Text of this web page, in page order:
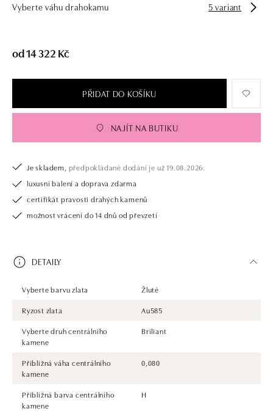
Vyberte váhu drahokamu 5 variant
od 14 322 Kč
PŘIDAT DO KOŠÍKU
NAJÍT NA BUTIKU
Je skladem, předpokládané dodání je už 19.08.2026.
luxusní balení a doprava zdarma
certifikát pravosti drahých kamenů
možnost vrácení do 14 dnů od převzetí
DETAILY
Vyberte barvu zlata
Žluté
Ryzost zlata
Au585
Vyberte druh centrálního
kamene
Briliant
Přibližná váha centrálního
kamene
0,080
Přibližná barva centrálního
kamene
H